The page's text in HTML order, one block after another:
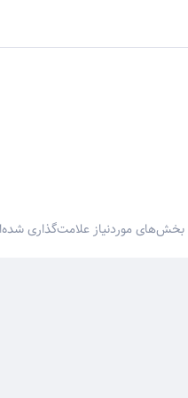
بخش‌های موردنیاز علامت‌گذاری